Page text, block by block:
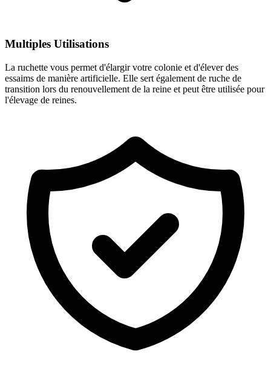
Multiples Utilisations
La ruchette vous permet d'élargir votre colonie et d'élever des
essaims de manière artificielle. Elle sert également de ruche de
transition lors du renouvellement de la reine et peut être utilisée pour
l'élevage de reines.